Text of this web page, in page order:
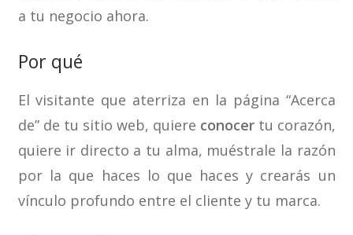
a tu negocio ahora.
Por qué
El visitante que aterriza en la página “Acerca
de” de tu sitio web, quiere conocertu corazón,
quiere ir directo a tu alma, muéstrale la razón
por la que haces lo que haces y crearás un
vínculo profundo entre el cliente y tu marca.